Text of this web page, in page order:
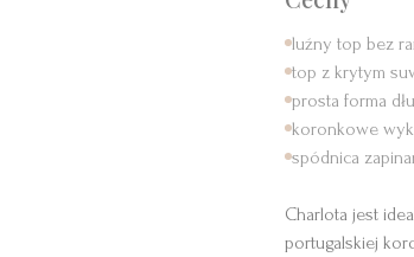
luźny top bez
top z krytym
prosta forma
koronkowe
spódnica
Charlota jest
portugalskiej